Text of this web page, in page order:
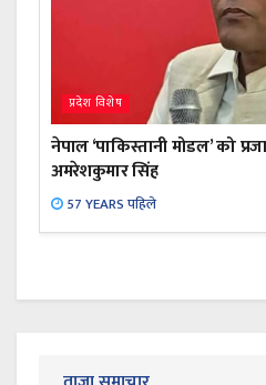
प्रदेश विशेष
नेपाल ‘पाकिस्तानी मोडल’ को
अमरेशकुमार सिंह
57 YEARS पहिले